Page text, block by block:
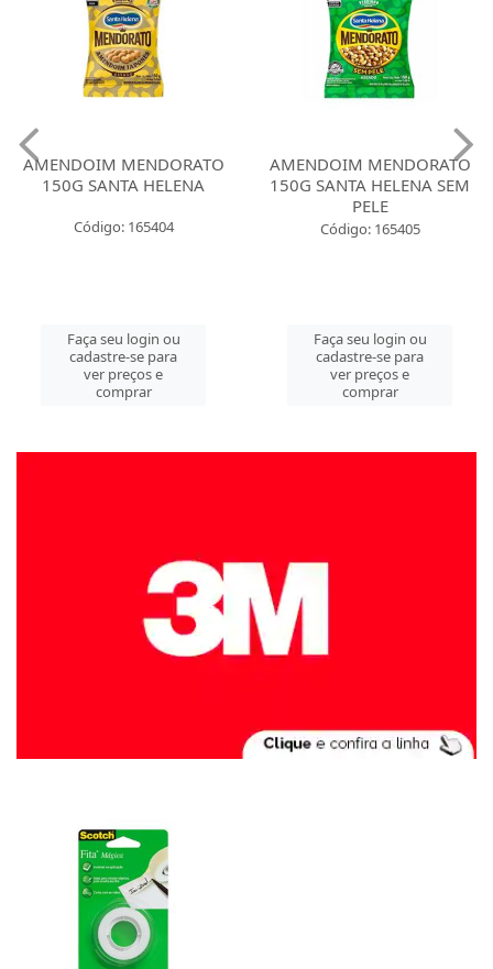
AMENDOIM MENDORATO
150G SANTA HELENA
Código: 165404
Faça seu login ou
cadastre-se para
ver preços e
comprar
AMENDOIM MENDORATO
150G SANTA HELENA SEM
PELE
Código: 165405
Faça seu login ou
cadastre-se para
ver preços e
comprar